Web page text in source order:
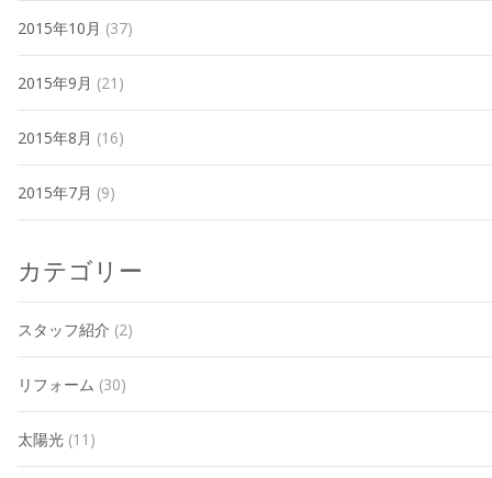
2015年10月 (37)
2015年9月 (21)
2015年8月 (16)
2015年7月 (9)
カテゴリー
スタッフ紹介 (2)
リフォーム (30)
太陽光 (11)